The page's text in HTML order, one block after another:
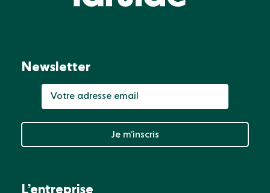
L’entreprise
Newsletter
Je m’inscris